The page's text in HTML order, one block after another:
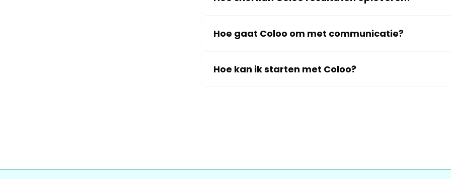
Hoe gaat Coloo om met communicatie?
Hoe kan ik starten met Coloo?